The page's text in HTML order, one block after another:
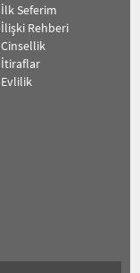
İlk Seferim
İlişki Rehberi
Cinsellik
İtiraflar
Evlilik